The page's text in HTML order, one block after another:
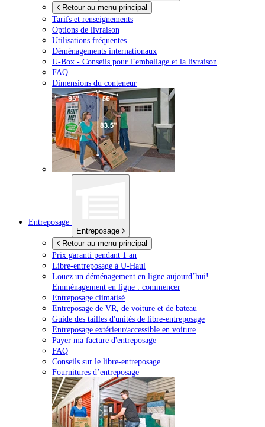
Retour au menu principal
Tarifs et renseignements
Options de livraison
Utilisations fréquentes
Déménagements internationaux
U-Box - Conseils pour l’emballage et la livraison
FAQ
Dimensions du conteneur
Entreposage
Entreposage
Retour au menu principal
Prix garanti pendant 1 an
Libre-entreposage à U-Haul
Louez un déménagement en ligne aujourd’hui!
Emménagement en ligne : commencer
Entreposage climatisé
Entreposage de VR, de voiture et de bateau
Guide des tailles d'unités de libre-entreposage
Entreposage extérieur/accessible en voiture
Payer ma facture d'entreposage
FAQ
Conseils sur le libre-entreposage
Fournitures d’entreposage